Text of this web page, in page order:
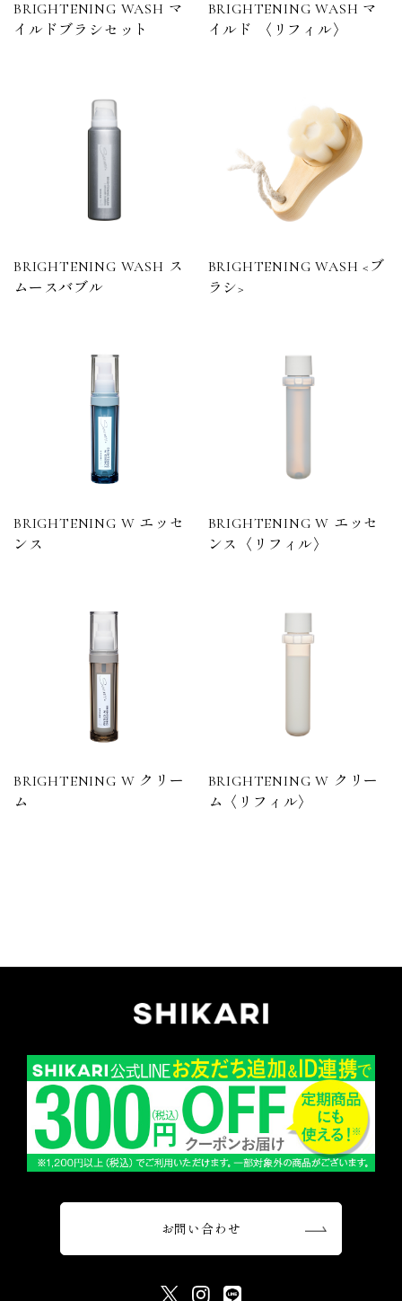
BRIGHTENING WASH マ
イルドブラシセット
BRIGHTENING WASH マ
イルド 〈リフィル〉
BRIGHTENING WASH ス
ムースバブル
BRIGHTENING WASH <ブ
ラシ>
BRIGHTENING W エッセ
ンス
BRIGHTENING W エッセ
ンス〈リフィル〉
BRIGHTENING W クリー
ム
BRIGHTENING W クリー
ム〈リフィル〉
お問い合わせ